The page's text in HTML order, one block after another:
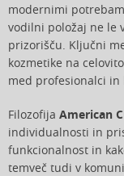
modernimi
vodilni položaj ne le
prizorišču. Ključni
kozmetike na
med profesionalci
Filozofija American
individualnosti in
funkcionalnost in
temveč tudi v